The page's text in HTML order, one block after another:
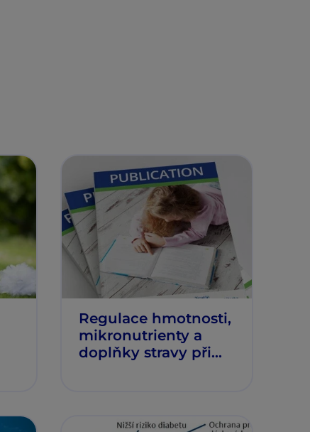
Regulace hmotnosti,
mikronutrienty a
doplňky stravy při